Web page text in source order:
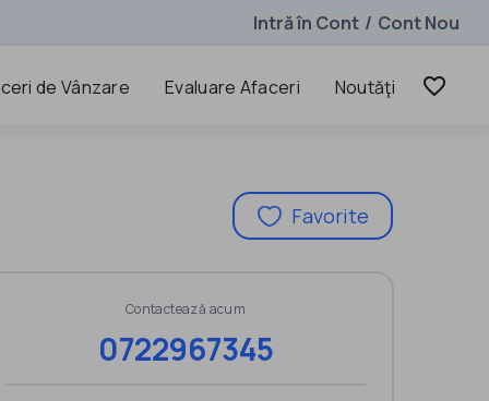
Intră în Cont / Cont Nou
de Vânzare Evaluare Afaceri Noutăţi favorite_border
Favorite
Contactează acum
0722967345